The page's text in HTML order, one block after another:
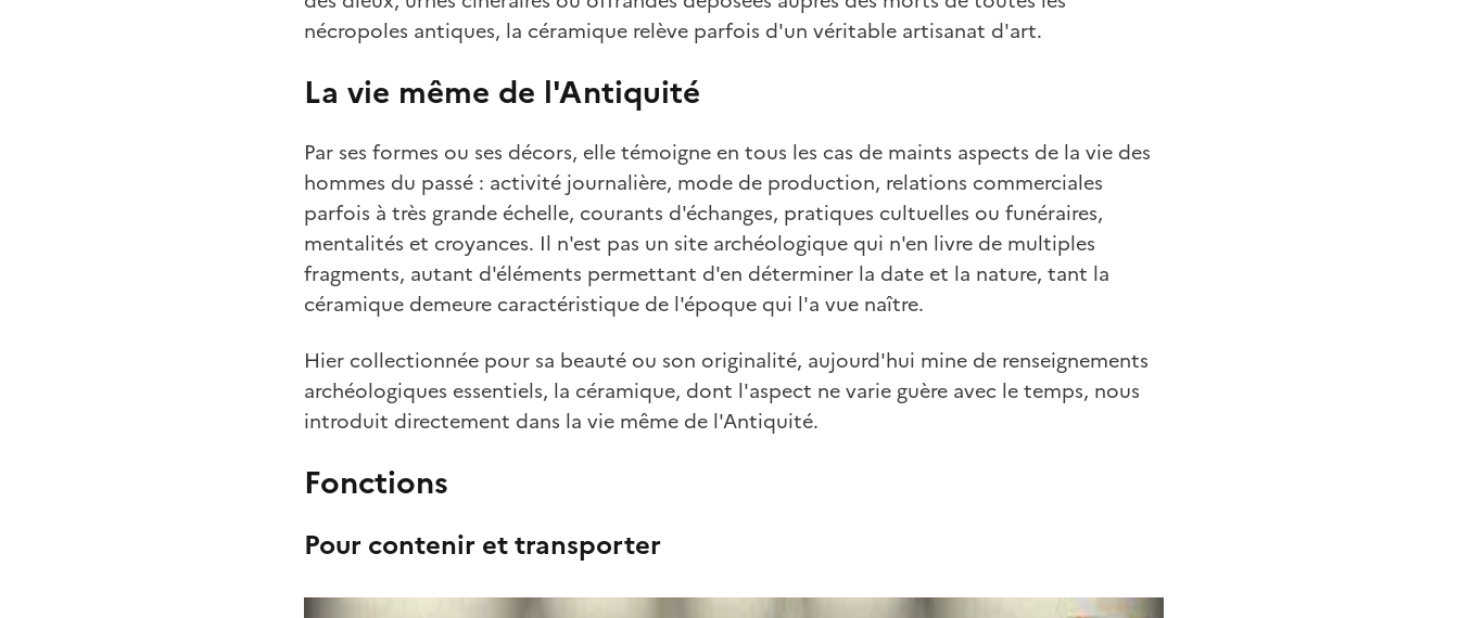
nécropoles antiques, la céramique relève parfois d'un véritable artisanat d'art.
La vie même de l'Antiquité
Par ses formes ou ses décors, elle témoigne en tous les cas de maints aspects de la vie des
hommes du passé : activité journalière, mode de production, relations commerciales
parfois à très grande échelle, courants d'échanges, pratiques cultuelles ou funéraires,
mentalités et croyances. Il n'est pas un site archéologique qui n'en livre de multiples
fragments, autant d'éléments permettant d'en déterminer la date et la nature, tant la
céramique demeure caractéristique de l'époque qui l'a vue naître.
Hier collectionnée pour sa beauté ou son originalité, aujourd'hui mine de renseignements
archéologiques essentiels, la céramique, dont l'aspect ne varie guère avec le temps, nous
introduit directement dans la vie même de l'Antiquité.
Fonctions
Pour contenir et transporter